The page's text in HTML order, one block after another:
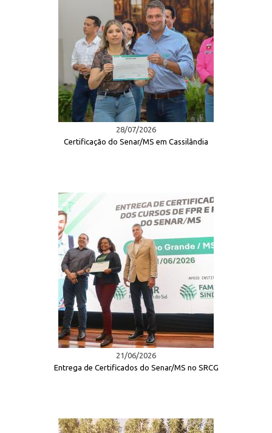
28/07/2026
Certificação do Senar/MS em Cassilândia
21/06/2026
Entrega de Certificados do Senar/MS no SRCG